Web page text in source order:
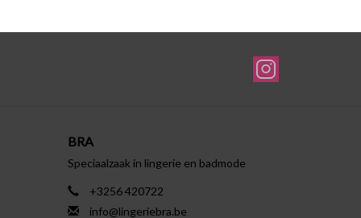
BRA
Speciaalzaak in lingerie en badmode
+3256 420722
info@lingeriebra.be